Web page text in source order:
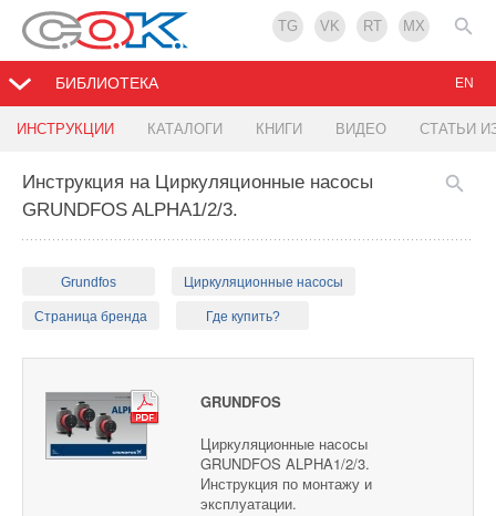
TG VK RT MX
БИБЛИОТЕКА
ИНСТРУКЦИИ КАТАЛОГИ КНИГИ ВИДЕО СТАТЬИ
EN
Инструкция на Циркуляционные насосы
GRUNDFOS ALPHA1/2/3.
Grundfos Циркуляционные насосы
Страница бренда Где купить?
GRUNDFOS
Циркуляционные насосы
GRUNDFOS ALPHA1/2/3.
Инструкция по монтажу и
эксплуатации.